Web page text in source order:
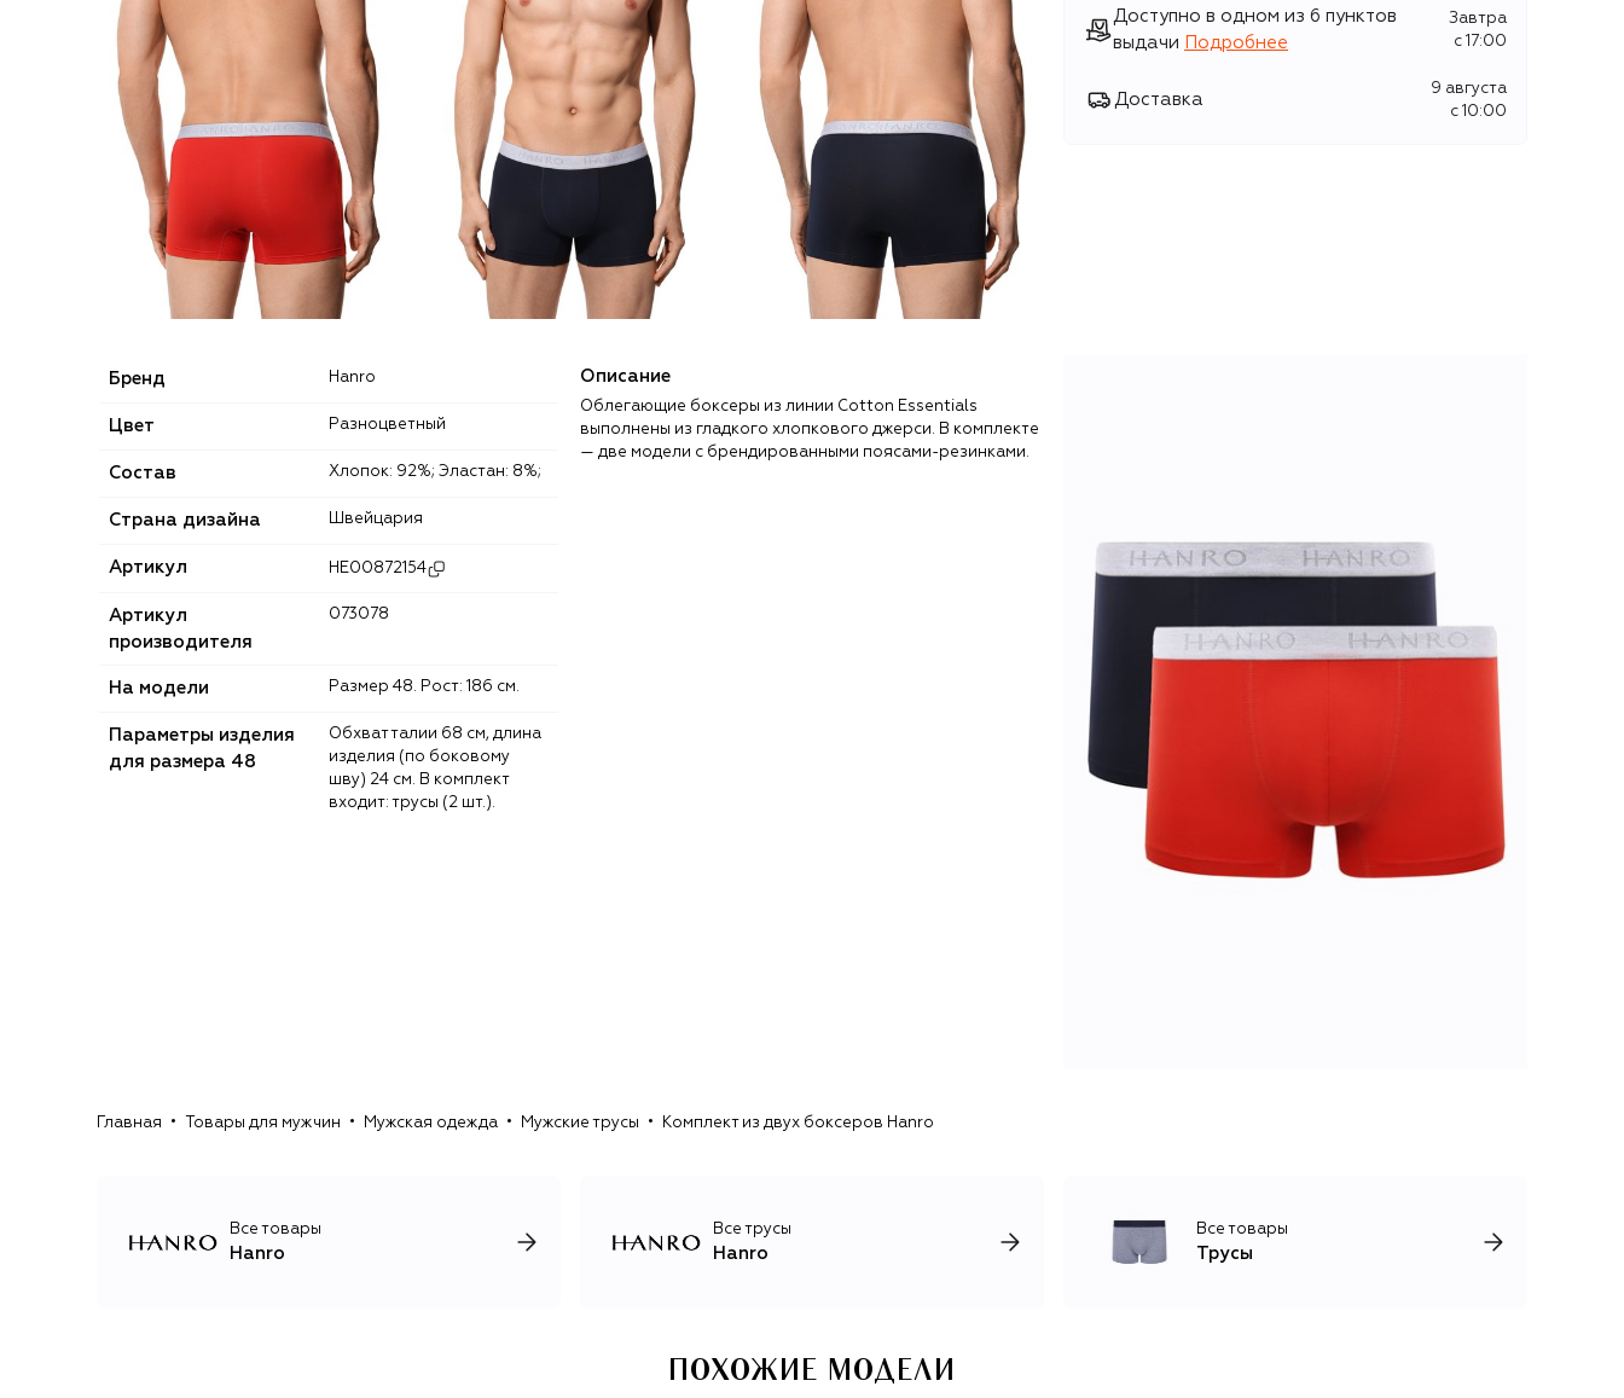
Доступно в одном из 6 пунктов
выдачи
Подробнее
Завтра
c 17:00
Доставка
9 августа
c 10:00
Бренд Hanro
Цвет Разноцветный
Состав Хлопок: 92%; Эластан: 8%;
Страна дизайна Швейцария
Артикул HE00872154
Артикул
производителя
073078
На модели Размер 48. Рост: 186 см.
Параметры изделия
для размера 48
Обхват талии 68 см, длина
изделия (по боковому
шву) 24 см. В комплект
входит: трусы (2 шт.).
Описание
Облегающие боксеры из линии Cotton Essentials
выполнены из гладкого хлопкового джерси. В комплекте
— две модели с брендированными поясами-резинками.
Главная Товары для мужчин Мужская одежда Мужские трусы Комплект из двух боксеров Hanro
Все товары
Hanro
Все трусы
Hanro
Все товары
Трусы
ПОХОЖИЕ МОДЕЛИ